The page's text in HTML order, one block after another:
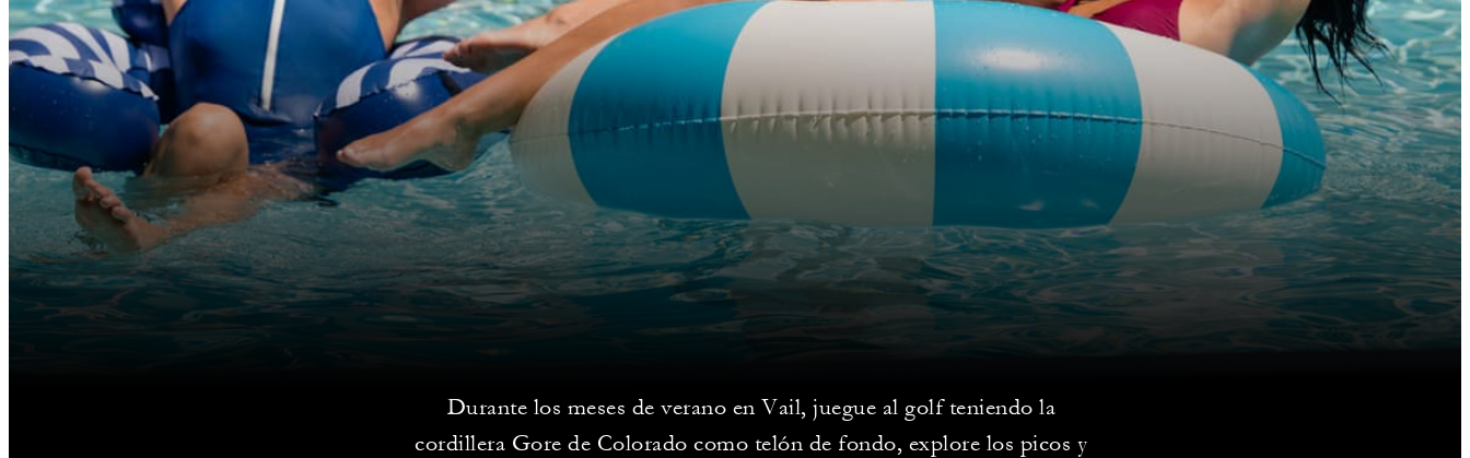
Durante los meses de verano en Vail, juegue al golf teniendo la
cordillera Gore de Colorado como telón de fondo, explore los picos y